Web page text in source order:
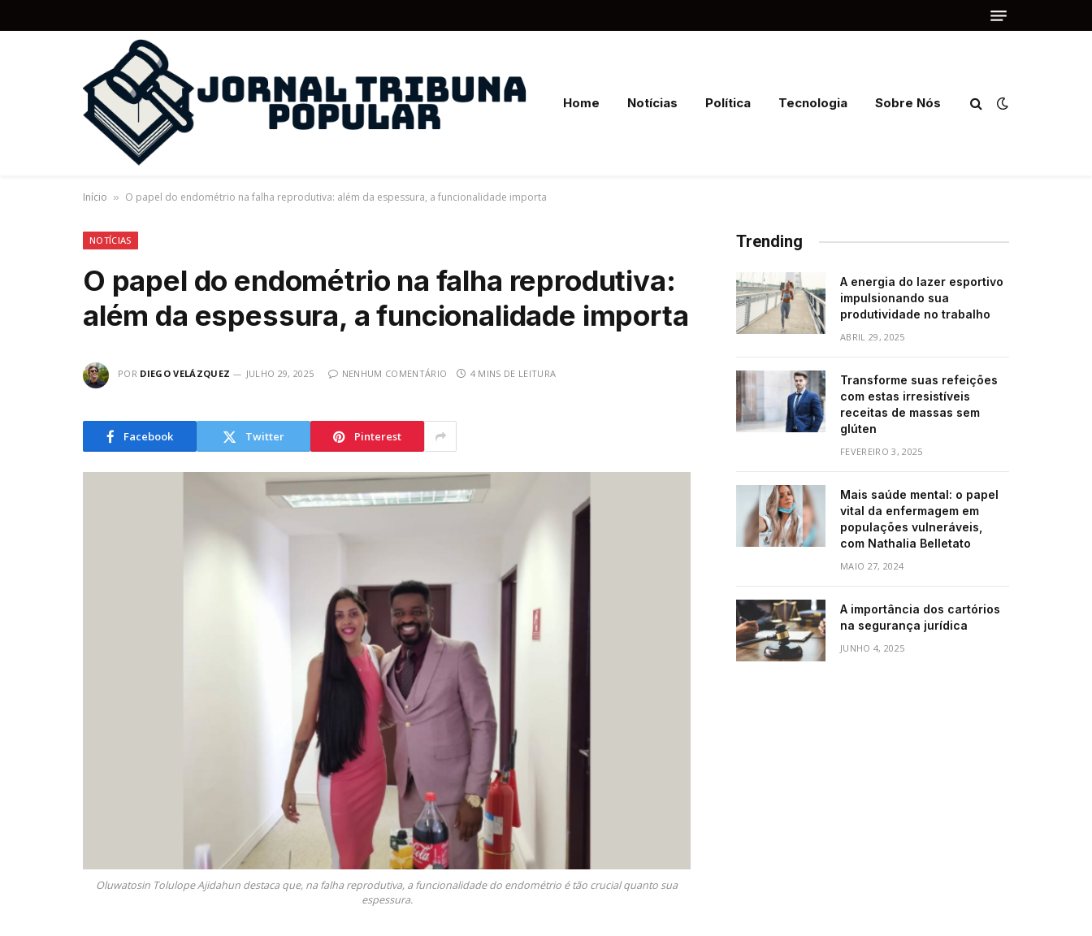
Home Notícias Política Tecnologia Sobre Nós
Início » O papel do endométrio na falha reprodutiva: além da espessura, a funcionalidade importa
NOTÍCIAS
O papel do endométrio na falha reprodutiva:
além da espessura, a funcionalidade importa
POR DIEGO VELÁZQUEZ JULHO 29, 2025 NENHUM COMENTÁRIO 4 MINS DE LEITURA
Facebook Twitter Pinterest
Oluwatosin Tolulope Ajidahun destaca que, na falha reprodutiva, a funcionalidade do endométrio é tão crucial quanto sua
espessura.
Trending
A energia do lazer esportivo
impulsionando sua
produtividade no trabalho
ABRIL 29, 2025
Transforme suas refeições
com estas irresistíveis
receitas de massas sem
glúten
FEVEREIRO 3, 2025
Mais saúde mental: o papel
vital da enfermagem em
populações vulneráveis,
com Nathalia Belletato
MAIO 27, 2024
A importância dos cartórios
na segurança jurídica
JUNHO 4, 2025